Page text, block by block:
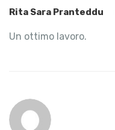
Rita Sara Pranteddu
Un ottimo lavoro.